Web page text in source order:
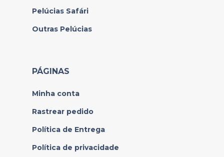
Pelúcias Safári
Outras Pelúcias
PÁGINAS
Minha conta
Rastrear pedido
Política de Entrega
Política de privacidade